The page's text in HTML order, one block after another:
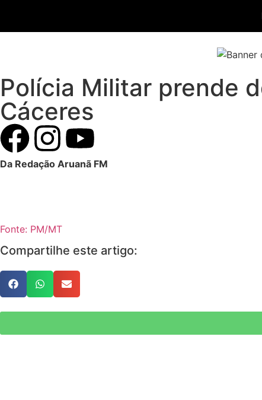
Polícia Militar prende
Cáceres
Da Redação Aruanã FM
Fonte: PM/MT
Compartilhe este artigo: